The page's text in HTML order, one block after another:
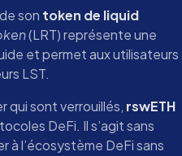
son token de liquid
(LRT) représente une
et permet aux utilisateurs
LST.
qui sont verrouillés, rswETH
DeFi. Il s’agit sans
l’écosystème DeFi sans